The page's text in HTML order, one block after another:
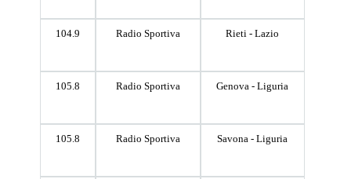
104.9 Radio Sportiva Rieti - Lazio
105.8 Radio Sportiva Genova - Liguria
105.8 Radio Sportiva Savona - Liguria